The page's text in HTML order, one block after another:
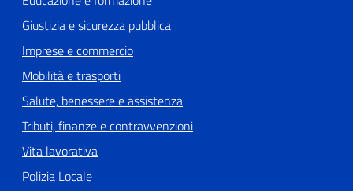
Giustizia e sicurezza pubblica
Imprese e commercio
Mobilità e trasporti
Salute, benessere e assistenza
Tributi, finanze e contravvenzioni
Vita lavorativa
Polizia Locale